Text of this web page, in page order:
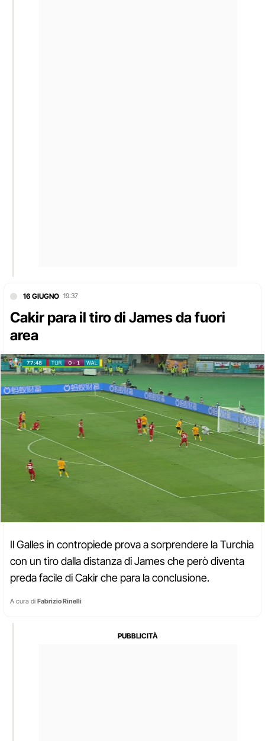
16 GIUGNO 19:37
Cakir para il tiro di James da fuori
area
Il Galles in contropiede prova a sorprendere la Turchia
con un tiro dalla distanza di James che però diventa
preda facile di Cakir che para la conclusione.
A cura di Fabrizio Rinelli